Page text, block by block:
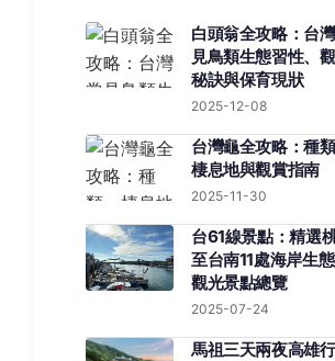
白頭翁全攻略：台
見鳥類生態習性、
秘訣與保育現狀
2025-12-08
台灣龜全攻略：種類
棲息地與觀賞指南
2025-11-30
台61線景點：精選
至台南11處海岸生
觀光景點總覽
2025-07-24
馬祖三天兩夜高雄